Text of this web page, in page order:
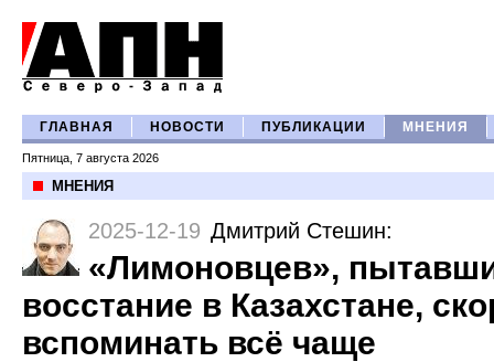
ГЛАВНАЯ НОВОСТИ ПУБЛИКАЦИИ МНЕНИЯ
Пятница, 7 августа 2026
МНЕНИЯ
2025-12-19 Дмитрий Стешин:
«Лимоновцев»,
восстание в Казахстане,
вспоминать всё чаще